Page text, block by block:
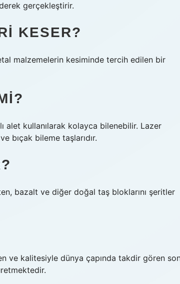
gerçekleştirir.
KESER?
malzemelerin kesiminde tercih edilen bir
alet kullanılarak kolayca bilenebilir. Lazer
bıçak bileme taşlarıdır.
bazalt ve diğer doğal taş bloklarını şeritler
ve kalitesiyle dünya çapında takdir gören